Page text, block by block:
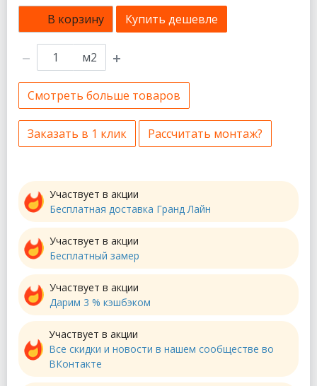
В корзину Купить дешевле
м2
Смотреть больше товаров
Заказать в 1 клик Рассчитать монтаж?
Участвует в акции
Бесплатная доставка Гранд Лайн
Участвует в акции
Бесплатный замер
Участвует в акции
Дарим 3 % кэшбэком
Участвует в акции
Все скидки и новости в нашем сообществе во
ВКонтакте